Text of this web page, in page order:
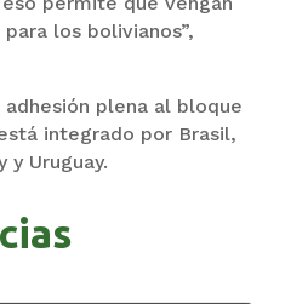
los bolivianos”,
plena al bloque
integrado por Brasil,
y Uruguay.